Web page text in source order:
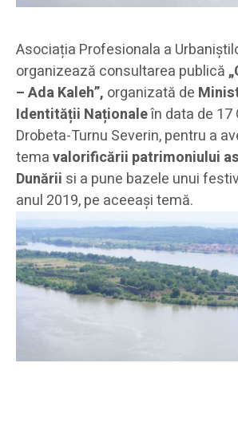
Asociația Profesionala a
organizează consultarea publică
– Ada Kaleh”, organizată de
Identității Naționaleîn data de 17
Drobeta-Turnu Severin, pentru a
temavalorificării patrimoniului
Dunării si a pune bazele unui
anul 2019, pe aceeași temă.